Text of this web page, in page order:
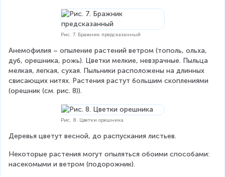
Рис. 7. Бражник предсказанный
Анемофилия – опыление растений ветром (тополь, ольха,
дуб, орешника, рожь). Цветки мелкие, невзрачные. Пыльца
мелкая, легкая, сухая. Пыльники расположены на длинных
свисающих нитях. Растения растут большим скоплениями
(орешник (см. рис. 8)).
Рис. 8. Цветки орешника
Деревья цветут весной, до распускания листьев.
Некоторые растения могут опыляться обоими способами:
насекомыми и ветром (подорожник).